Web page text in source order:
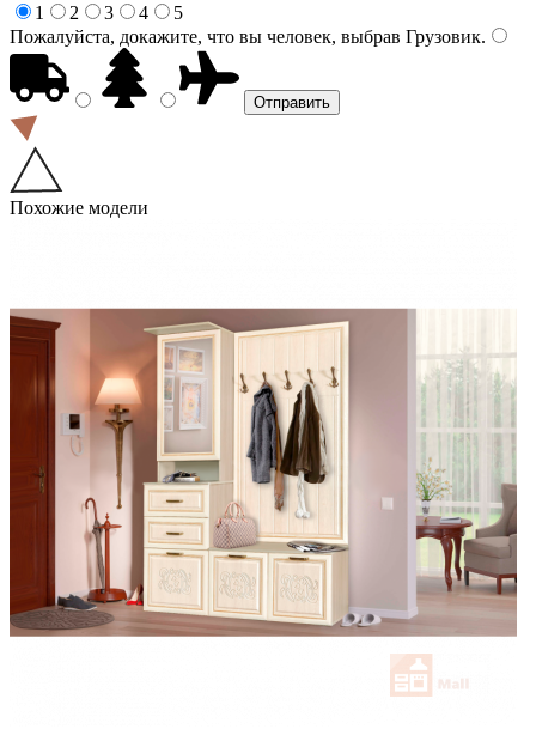
1
2 3 4
5
Пожалуйста, докажите, что вы человек, выбрав Грузовик.
Похожие модели